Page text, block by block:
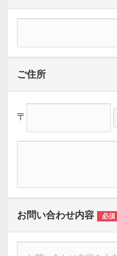
ご住所
〒
お問い合わせ内容 必須